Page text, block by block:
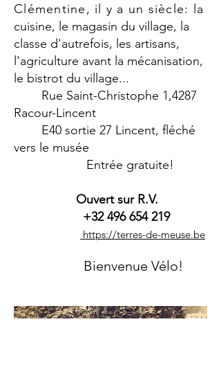
Clémentine, il y a un siècle: la
cuisine, le magasin du village, la
classe d'autrefois, les artisans,
l'agriculture avant la mécanisation,
le bistrot du village...
Rue Saint-Christophe 1,4287
Racour-Lincent
E40 sortie 27 Lincent, fléché
vers le musée
Entrée gratuite!
Ouvert sur R.V.
+32 496 654 219
https://terres-de-meuse.be
Bienvenue Vélo!